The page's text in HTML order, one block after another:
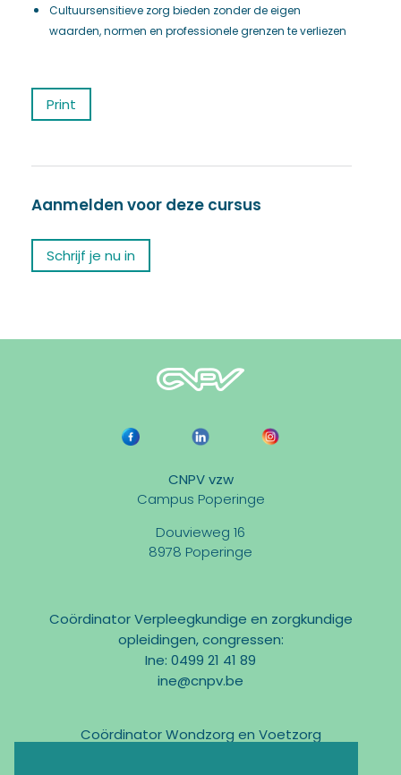
Cultuursensitieve zorg bieden zonder de eigen
waarden, normen en professionele grenzen te verliezen
Print
Aanmelden voor deze cursus
Schrijf je nu in
CNPV vzw
Campus Poperinge
Douvieweg 16
8978 Poperinge
Coördinator Verpleegkundige en zorgkundige
opleidingen, congressen:
Ine: 0499 21 41 89
ine@cnpv.be
Coördinator Wondzorg en Voetzorg